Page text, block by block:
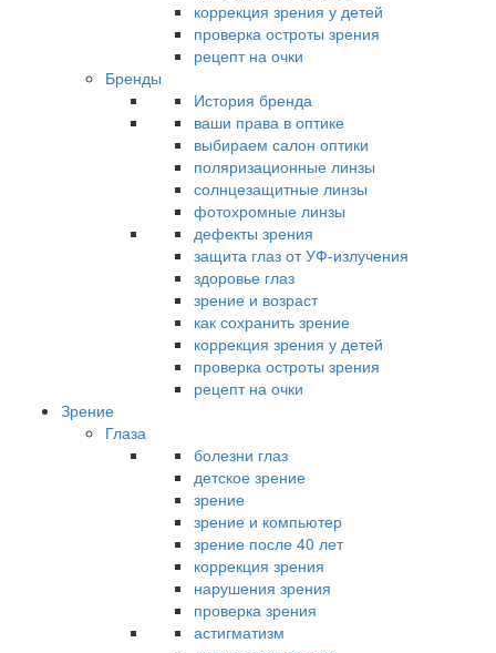
коррекция зрения у детей
проверка остроты зрения
рецепт на очки
Бренды
История бренда
ваши права в оптике
выбираем салон оптики
поляризационные линзы
солнцезащитные линзы
фотохромные линзы
дефекты зрения
защита глаз от УФ-излучения
здоровье глаз
зрение и возраст
как сохранить зрение
коррекция зрения у детей
проверка остроты зрения
рецепт на очки
Зрение
Глаза
болезни глаз
детское зрение
зрение
зрение и компьютер
зрение после 40 лет
коррекция зрения
нарушения зрения
проверка зрения
астигматизм